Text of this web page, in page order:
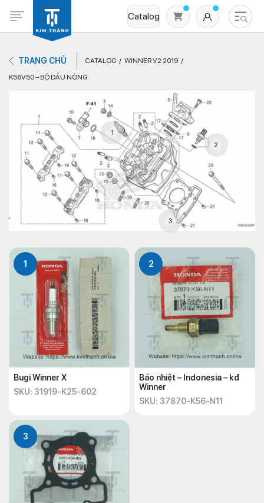
Catalog
Không có sản phẩm nào trong giỏ hàng
TRANG CHỦ CATALOG
WINNER V2 2019
K56V50 – BỘ ĐẦU NÒNG
1
2
3
1
Bugi Winner X
SKU: 31919-K25-602
2
Báo nhiệt – Indonesia – kđ
Winner
SKU: 37870-K56-N11
3